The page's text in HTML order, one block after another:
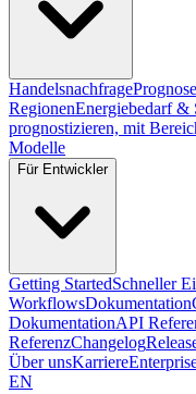
Handelsnachfrage
RegionenEnergiebedarf &
prognostizieren, mit
Modelle
Für Entwickler
Getting StartedSchneller
WorkflowsDokumentation
DokumentationAPI
ReferenzChangelog
Über unsKarriere
EN